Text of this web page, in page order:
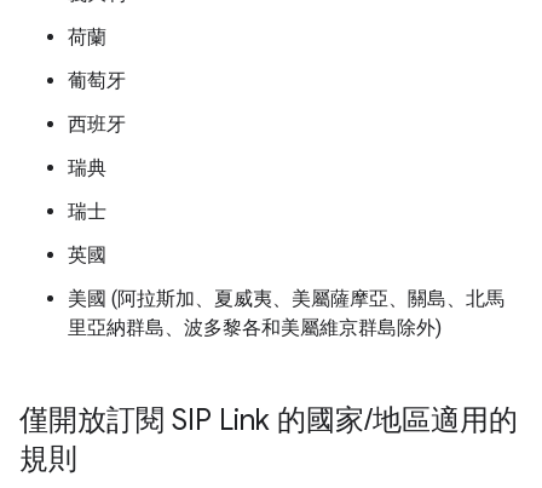
荷蘭
葡萄牙
西班牙
瑞典
瑞士
英國
美國 (阿拉斯加、夏威夷、美屬薩摩亞、關島、北馬
里亞納群島、波多黎各和美屬維京群島除外)
僅開放訂閱 SIP Link 的國家/地區適用的
規則